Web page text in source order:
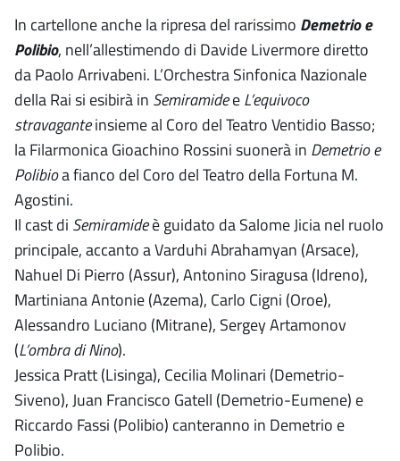
In cartellone anche la ripresa del rarissimo Demetrio e
Polibio, nell’allestimendo di Davide Livermore diretto
da Paolo Arrivabeni. L’Orchestra Sinfonica Nazionale
della Rai si esibirà in SemiramideeL’equivoco
stravaganteinsieme al Coro del Teatro Ventidio Basso;
la Filarmonica Gioachino Rossini suonerà in Demetrio e
Polibioa fianco del Coro del Teatro della Fortuna M.
Agostini.
Il cast di Semiramideè guidato da Salome Jicia nel ruolo
principale, accanto a Varduhi Abrahamyan (Arsace),
Nahuel Di Pierro (Assur), Antonino Siragusa (Idreno),
Martiniana Antonie (Azema), Carlo Cigni (Oroe),
Alessandro Luciano (Mitrane), Sergey Artamonov
(L’ombra di Nino).
Jessica Pratt (Lisinga), Cecilia Molinari (Demetrio-
Siveno), Juan Francisco Gatell (Demetrio-Eumene) e
Riccardo Fassi (Polibio) canteranno in Demetrio e
Polibio.